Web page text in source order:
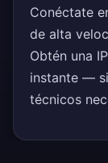
Conéctate
de alta
Obtén una
instante —
técnicos